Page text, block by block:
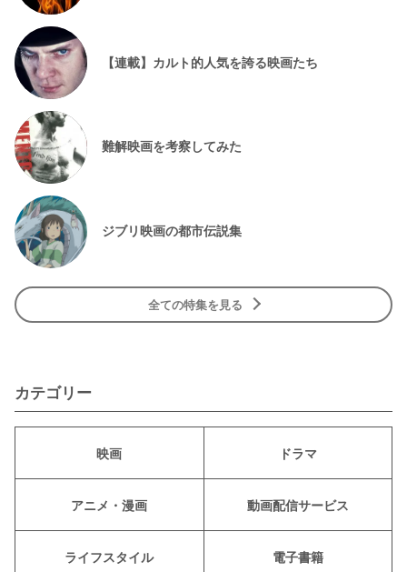
【連載】カルト的人気を誇る映画たち
難解映画を考察してみた
ジブリ映画の都市伝説集
全ての特集を見る
カテゴリー
映画 ドラマ
アニメ・漫画 動画配信サービス
ライフスタイル 電子書籍